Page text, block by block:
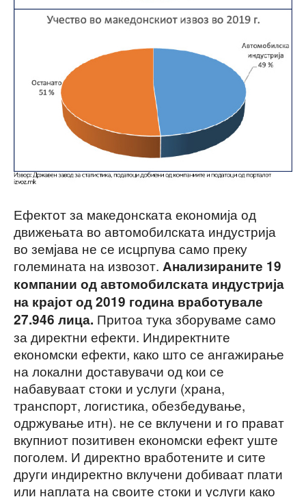
Ефектот за македонската економија од
движењата во автомобилската индустрија
во земјава не се исцрпува само преку
големината на извозот. Анализираните 19
компании од автомобилската индустрија
на крајот од 2019 година вработувале
27.946 лица. Притоа тука зборуваме само
за директни ефекти. Индиректните
економски ефекти, како што се ангажирање
на локални доставувачи од кои се
набавуваат стоки и услуги (храна,
транспорт, логистика, обезбедување,
одржување итн). не се вклучени и го прават
вкупниот позитивен економски ефект уште
поголем. И директно вработените и сите
други индиректно вклучени добиваат плати
или наплата на своите стоки и услуги како